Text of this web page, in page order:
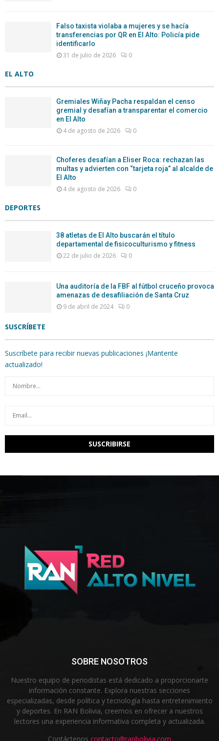
Falso taxista violaba a mujeres y se hacía
transferencias por QR en El Alto: Policía pide
identificarlo
31 de julio de 2026 0
EL ALTO
Gremiales Wiñay Pacha respaldan el censo
gremial y desafían a transparentar el comercio
en El Alto
4 de agosto de 2026 0
Choferes desafían a Eliser Roca: rechazan las
multas y advierten con “tarjeta roja” al alcalde de
El Alto
4 de agosto de 2026 0
DEPORTES
38 atletas de El Alto buscarán el título
departamental de fisicoculturismo y fitness
22 de julio de 2026 0
Una auditoría de la FBF al fútbol cruceño provoca
amenazas de desafiliación de Santa Cruz
9 de abril de 2024 0
SUSCRÍBETE
Suscríbete para recibir nuevas publicaciones ¡Mantente
actualizado!
SOBRE NOSOTROS
Nuestro equipo de periodistas está dedicado a proporcionarte
información constante. Explora nuestras secciones
especializadas, desde política y tecnología hasta entretenimiento
y deportes. En RAN Bolivia, creemos en ofrecer a nuestros
lectores una experiencia informativa completa y actualizada.
Contáctenos contacto@ranbolivia.com